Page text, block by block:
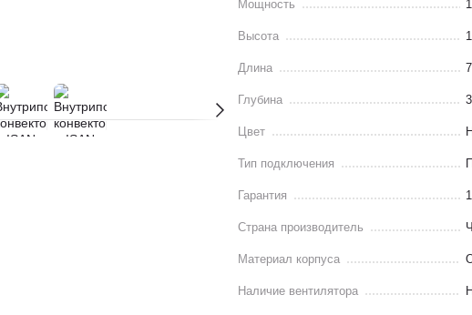
Мощность
Высота
Длина
Глубина
Цвет
Тип подключения
Гарантия
Страна производитель
Материал корпуса
Наличие вентилятора